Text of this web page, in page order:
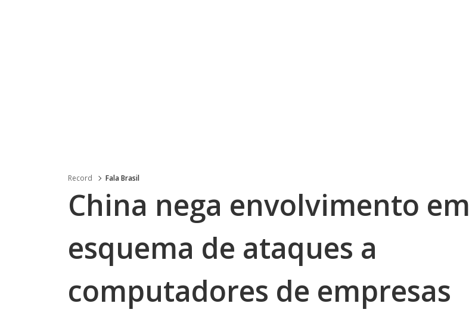
Record Fala Brasil
China nega envolvimento em
esquema de ataques a
computadores de empresas